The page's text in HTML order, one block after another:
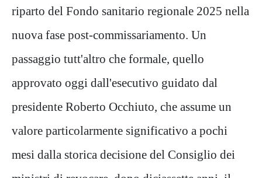
riparto del Fondo sanitario regionale 2025 nella
nuova fase post-commissariamento. Un
passaggio tutt'altro che formale, quello
approvato oggi dall'esecutivo guidato dal
presidente Roberto Occhiuto, che assume un
valore particolarmente significativo a pochi
mesi dalla storica decisione del Consiglio dei